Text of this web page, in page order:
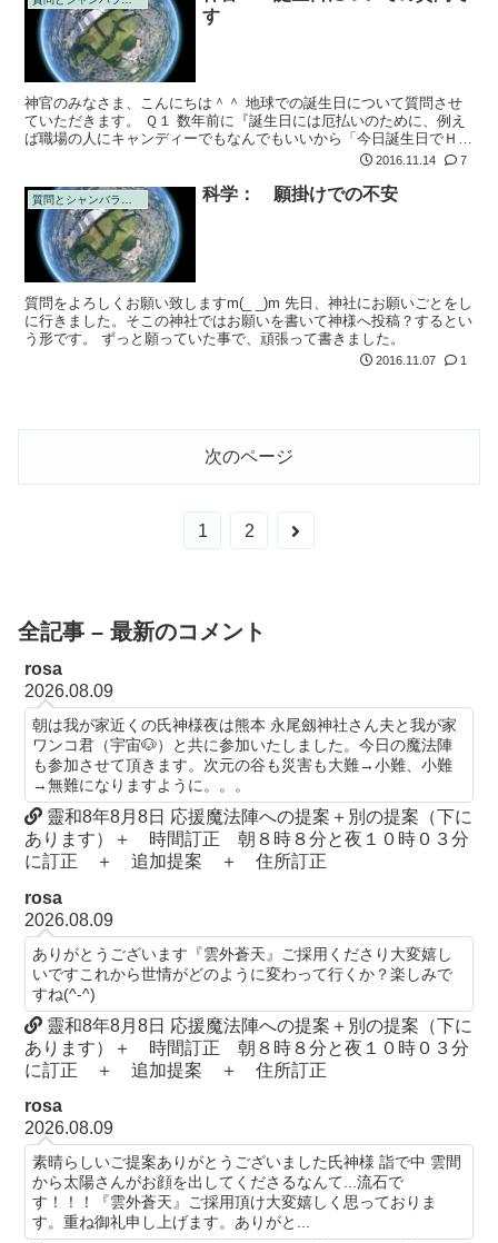
す
神官のみなさま、こんにちは＾＾ 地球での誕生日について質問させ
ていただきます。 Ｑ１ 数年前に『誕生日には厄払いのために、例え
ば職場の人にキャンディーでもなんでもいいから「今日誕生日でＨａ
ｐｐｙなのでお裾分けです～」と配るといいよ』という話をある人か
2016.11.14 7
科学： 願掛けでの不安
質問をよろしくお願い致しますm(_ _)m 先日、神社にお願いごとをし
に行きました。そこの神社ではお願いを書いて神様へ投稿？するとい
う形です。 ずっと願っていた事で、頑張って書きました。
2016.11.07 1
次のページ
1 2
次
全記事 – 最新のコメント
rosa
2026.08.09
朝は我が家近くの氏神様夜は熊本 永尾劔神社さん夫と我が家
ワンコ君（宇宙🐶）と共に参加いたしました。今日の魔法陣
も参加させて頂きます。次元の谷も災害も大難→小難、小難
→無難になりますように。。。
靈和8年8月8日 応援魔法陣への提案＋別の提案（下に
あります）＋ 時間訂正 朝８時８分と夜１０時０３分
に訂正 ＋ 追加提案 ＋ 住所訂正
rosa
2026.08.09
ありがとうございます『雲外蒼天』ご採用くださり大変嬉し
いですこれから世情がどのように変わって行くか？楽しみで
すね(^-^)
靈和8年8月8日 応援魔法陣への提案＋別の提案（下に
あります）＋ 時間訂正 朝８時８分と夜１０時０３分
に訂正 ＋ 追加提案 ＋ 住所訂正
rosa
2026.08.09
素晴らしいご提案ありがとうございました氏神様 詣で中 雲間
から太陽さんがお顔を出してくださるなんて...流石で
す！！！『雲外蒼天』ご採用頂け大変嬉しく思っておりま
す。重ね御礼申し上げます。ありがと...